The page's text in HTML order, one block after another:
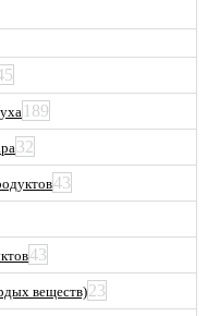
189
32
43
43
веществ)23